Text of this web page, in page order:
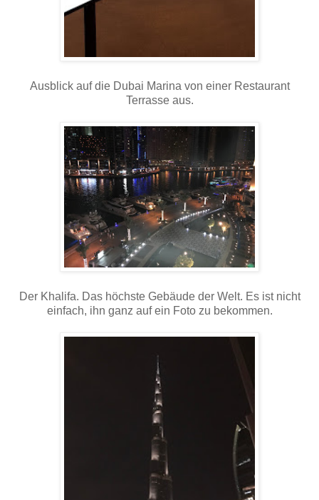
Ausblick auf die Dubai Marina von einer Restaurant
Terrasse aus.
Der Khalifa. Das höchste Gebäude der Welt. Es ist nicht
einfach, ihn ganz auf ein Foto zu bekommen.